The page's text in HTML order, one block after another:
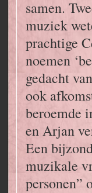
samen.
muziek
prachtige
noemen
gedacht
ook
beroemde
en Arjan
Een
muzikale
personen”